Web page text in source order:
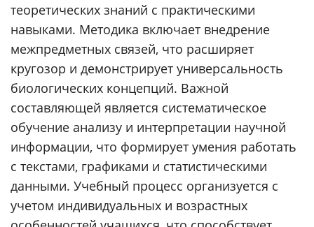
теоретических знаний с практическими
навыками. Методика включает внедрение
межпредметных связей, что расширяет
кругозор и демонстрирует универсальность
биологических концепций. Важной
составляющей является систематическое
обучение анализу и интерпретации научной
информации, что формирует умения работать
с текстами, графиками и статистическими
данными. Учебный процесс организуется с
учетом индивидуальных и возрастных